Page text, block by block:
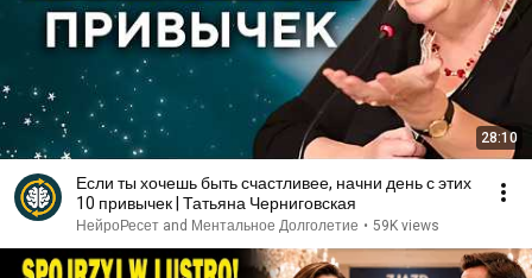
28:10
Если ты хочешь быть счастливее, начни день с этих
10 привычек | Татьяна Черниговская
НейроРесет and Ментальное Долголетие • 59K views